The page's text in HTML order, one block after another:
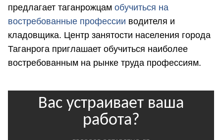
предлагает таганрожцам обучиться на
востребованные профессии водителя и
кладовщика. Центр занятости населения города
Таганрога приглашает обучиться наиболее
востребованным на рынке труда профессиям.